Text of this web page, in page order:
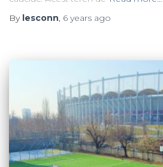
By lesconn, 6 years ago